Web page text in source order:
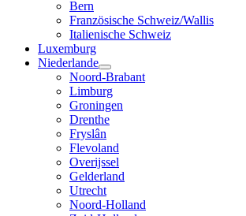
Bern
Französische Schweiz/Wallis
Italienische Schweiz
Luxemburg
Niederlande
Noord-Brabant
Limburg
Groningen
Drenthe
Fryslân
Flevoland
Overijssel
Gelderland
Utrecht
Noord-Holland